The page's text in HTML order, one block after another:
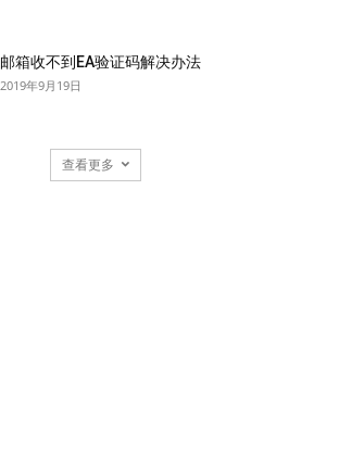
邮箱收不到EA验证码解决办法
2019年9月19日
查看更多